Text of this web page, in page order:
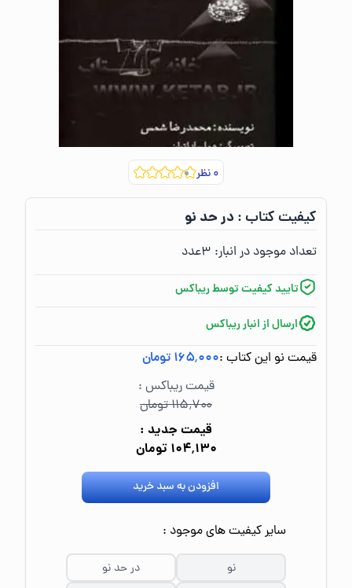
۰نظر
کیفیت کتاب :‌در حد نو
تعداد موجود در انبار:‌ ۳عدد
تایید کیفیت توسط ریباکس
ارسال از انبار ریباکس
قیمت نو این کتاب :۱۶۵٬۰۰۰ تومان
قیمت ریباکس :
۱۱۵٬۷۰۰ تومان
قیمت جدید :
۱۰۴٬۱۳۰ تومان
افزودن به سبد خرید
سایر کیفیت های موجود :
نو
در حد نو